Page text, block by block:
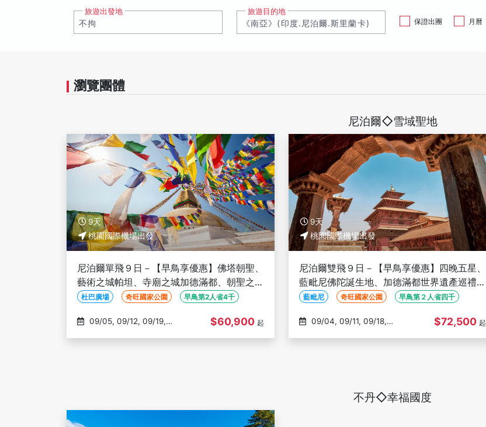
旅遊出發地
旅遊目的地
保證出團
月曆
瀏覽團體
尼泊爾◇雪域聖地
9天
桃園國際機場出發
尼泊爾單飛９日－【早鳥享優惠】佛塔朝聖、
藝術之城帕坦、寺廟之城加德滿都、朝聖之城
巴克塔普爾、納加闊特日出、奇旺國家公園
杜巴廣場 奇旺國家公園 早鳥第2人省4千
$60,900 起
9天
桃園國際機場出發
尼泊爾雙飛９日－【早鳥享優惠】四晚五星、
藍毗尼佛陀誕生地、加德滿都世界遺產巡禮、
奇旺國家公園、小瑞士波卡拉、納加闊特日出
藍毗尼 奇旺國家公園 早鳥第２人省四千
$72,500 起
不丹◇幸福國度